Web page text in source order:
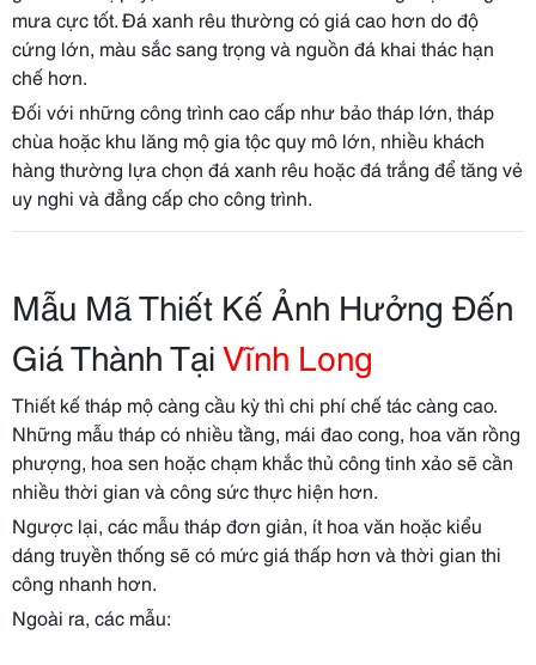
mưa cực tốt. Đá xanh rêu thường có giá cao hơn do độ
cứng lớn, màu sắc sang trọng và nguồn đá khai thác hạn
chế hơn.
Đối với những công trình cao cấp như bảo tháp lớn, tháp
chùa hoặc khu lăng mộ gia tộc quy mô lớn, nhiều khách
hàng thường lựa chọn đá xanh rêu hoặc đá trắng để tăng vẻ
uy nghi và đẳng cấp cho công trình.
Mẫu Mã Thiết Kế Ảnh Hưởng Đến
Giá Thành TạiVĩnh Long
Thiết kế tháp mộ càng cầu kỳ thì chi phí chế tác càng cao.
Những mẫu tháp có nhiều tầng, mái đao cong, hoa văn rồng
phượng, hoa sen hoặc chạm khắc thủ công tinh xảo sẽ cần
nhiều thời gian và công sức thực hiện hơn.
Ngược lại, các mẫu tháp đơn giản, ít hoa văn hoặc kiểu
dáng truyền thống sẽ có mức giá thấp hơn và thời gian thi
công nhanh hơn.
Ngoài ra, các mẫu: